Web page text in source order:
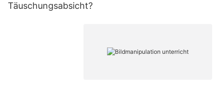
Täuschungsabsicht?